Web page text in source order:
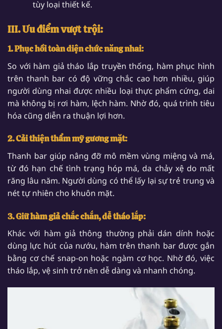
tùy loại thiết kế.
III. Ưu điểm vượt trội:
1. Phục hồi toàn diện chức năng nhai:
So với hàm giả tháo lắp truyền thống, hàm phục hình
trên thanh bar có độ vững chắc cao hơn nhiều, giúp
người dùng nhai được nhiều loại thực phẩm cứng, dai
mà không bị rơi hàm, lệch hàm. Nhờ đó, quá trình tiêu
hóa cũng diễn ra thuận lợi hơn.
2. Cải thiện thẩm mỹ gương mặt:
Thanh bar giúp nâng đỡ mô mềm vùng miệng và má,
từ đó hạn chế tình trạng hóp má, da chảy xệ do mất
răng lâu năm. Người dùng có thể lấy lại sự trẻ trung và
nét tự nhiên cho khuôn mặt.
3. Giữ hàm giả chắc chắn, dễ tháo lắp:
Khác với hàm giả thông thường phải dán dính hoặc
dùng lực hút của nướu, hàm trên thanh bar được gắn
bằng cơ chế snap-on hoặc ngàm cơ học. Nhờ đó, việc
tháo lắp, vệ sinh trở nên dễ dàng và nhanh chóng.